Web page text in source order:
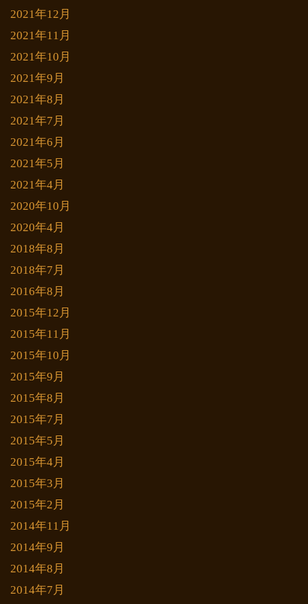
2021年12月
2021年11月
2021年10月
2021年9月
2021年8月
2021年7月
2021年6月
2021年5月
2021年4月
2020年10月
2020年4月
2018年8月
2018年7月
2016年8月
2015年12月
2015年11月
2015年10月
2015年9月
2015年8月
2015年7月
2015年5月
2015年4月
2015年3月
2015年2月
2014年11月
2014年9月
2014年8月
2014年7月